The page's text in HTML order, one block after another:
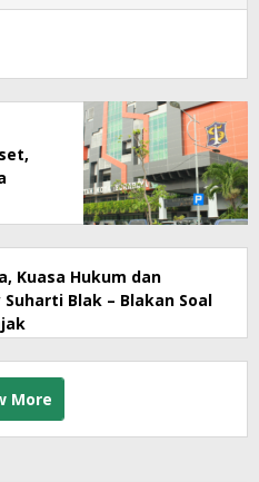
Kuasa Hukum dan
Blak – Blakan Soal
More